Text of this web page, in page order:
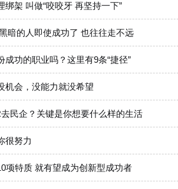
绑架 叫做“咬咬牙 再坚持一下”
暗的人即使成功了 也往往走不远
成功的职业吗？这里有9条“捷径”
机会，没能力就没希望
民企？关键是你想要什么样的生活
很努力
项特质 就有望成为创新型成功者